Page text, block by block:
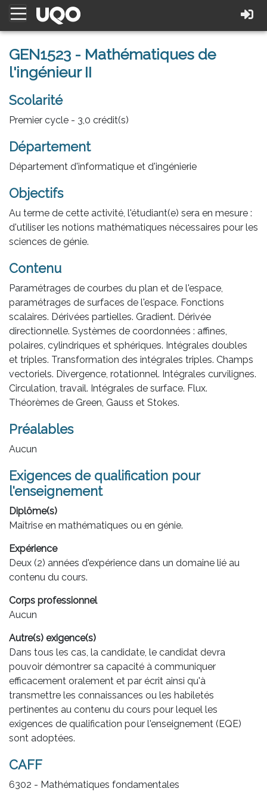
GEN1523 - Mathématiques de
l'ingénieur II
Scolarité
Premier cycle - 3,0 crédit(s)
Département
Département d'informatique et d'ingénierie
Objectifs
Au terme de cette activité, l'étudiant(e) sera en mesure :
d'utiliser les notions mathématiques nécessaires pour les
sciences de génie.
Contenu
Paramétrages de courbes du plan et de l'espace,
paramétrages de surfaces de l'espace. Fonctions
scalaires. Dérivées partielles. Gradient. Dérivée
directionnelle. Systèmes de coordonnées : affines,
polaires, cylindriques et sphériques. Intégrales doubles
et triples. Transformation des intégrales triples. Champs
vectoriels. Divergence, rotationnel. Intégrales curvilignes.
Circulation, travail. Intégrales de surface. Flux.
Théorèmes de Green, Gauss et Stokes.
Préalables
Aucun
Exigences de qualification pour
l'enseignement
Diplôme(s)
Maîtrise en mathématiques ou en génie.
Expérience
Deux (2) années d'expérience dans un domaine lié au
contenu du cours.
Corps professionnel
Aucun
Autre(s) exigence(s)
Dans tous les cas, la candidate, le candidat devra
pouvoir démontrer sa capacité à communiquer
efficacement oralement et par écrit ainsi qu'à
transmettre les connaissances ou les habiletés
pertinentes au contenu du cours pour lequel les
exigences de qualification pour l'enseignement (EQE)
sont adoptées.
CAFF
6302 - Mathématiques fondamentales